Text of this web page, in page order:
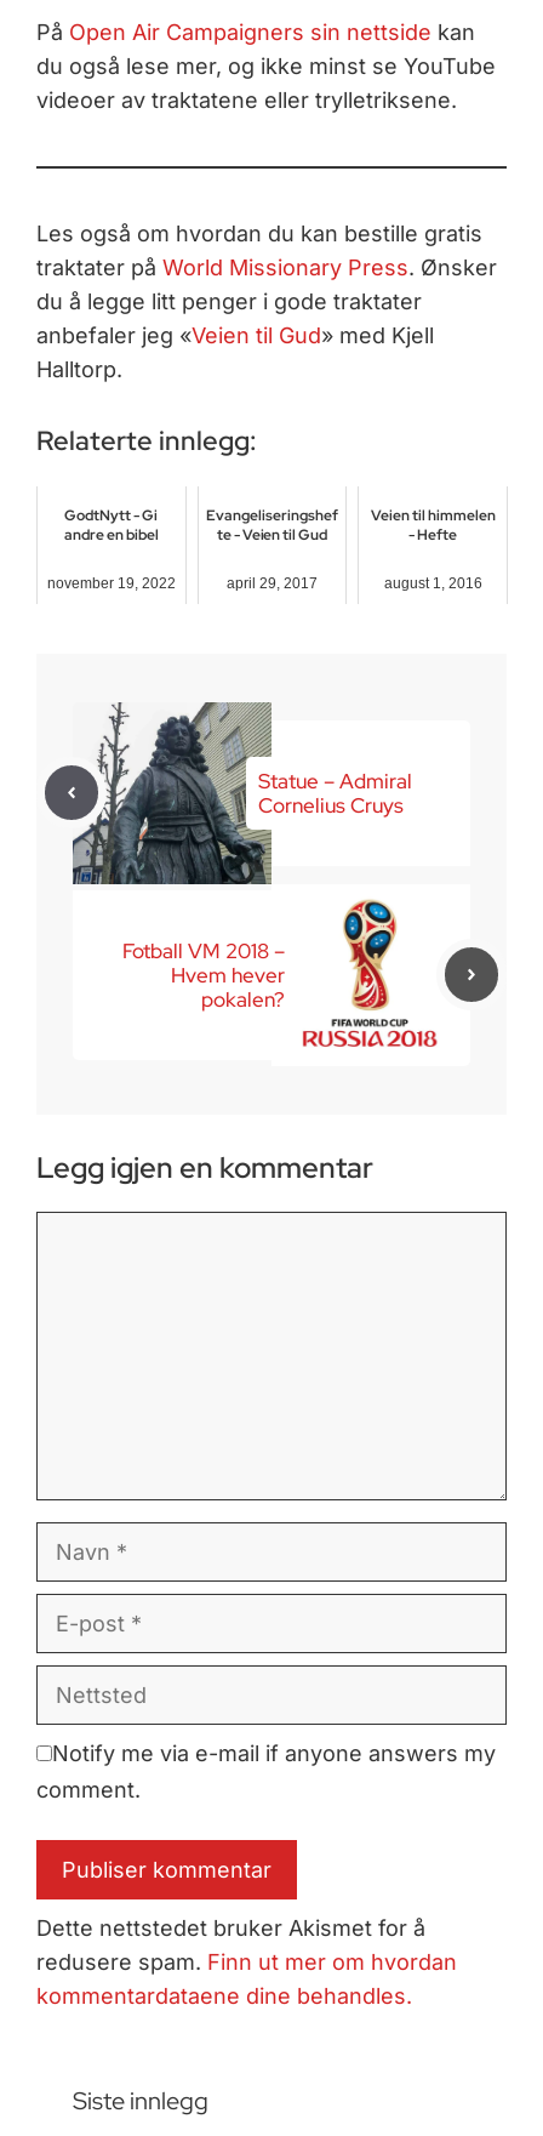
På Open Air Campaigners sin nettside kan
du også lese mer, og ikke minst se YouTube
videoer av traktatene eller trylletriksene.
Les også om hvordan du kan bestille gratis
traktater på World Missionary Press. Ønsker
du å legge litt penger i gode traktater
anbefaler jeg «Veien til Gud» med Kjell
Halltorp.
Relaterte innlegg:
GodtNytt - Gi
andre en bibel
november 19, 2022
Evangeliseringshef
te - Veien til Gud
april 29, 2017
Veien til himmelen
- Hefte
august 1, 2016
Statue – Admiral
Cornelius Cruys
Fotball VM 2018 –
Hvem hever
pokalen?
Legg igjen en kommentar
post
Notify me via e-mail if anyone answers my
comment.
Dette nettstedet bruker Akismet for å
redusere spam. Finn ut mer om hvordan
kommentardataene dine behandles.
Siste innlegg